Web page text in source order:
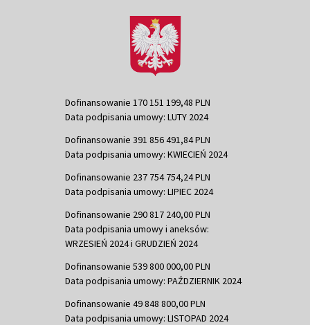
Dofinansowanie 170 151 199,48 PLN
Data podpisania umowy: LUTY 2024
Dofinansowanie 391 856 491,84 PLN
Data podpisania umowy: KWIECIEŃ 2024
Dofinansowanie 237 754 754,24 PLN
Data podpisania umowy: LIPIEC 2024
Dofinansowanie 290 817 240,00 PLN
Data podpisania umowy i aneksów:
WRZESIEŃ 2024 i GRUDZIEŃ 2024
Dofinansowanie 539 800 000,00 PLN
Data podpisania umowy: PAŹDZIERNIK 2024
Dofinansowanie 49 848 800,00 PLN
Data podpisania umowy: LISTOPAD 2024